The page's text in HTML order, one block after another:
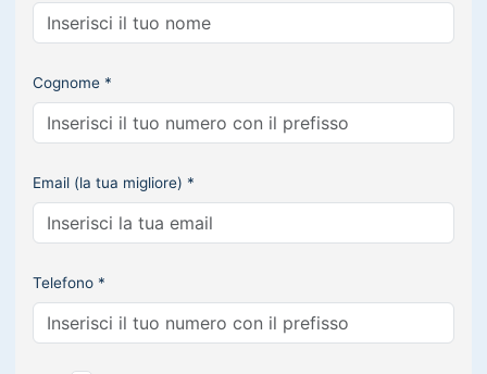
Cognome *
Email (la tua migliore) *
Telefono *